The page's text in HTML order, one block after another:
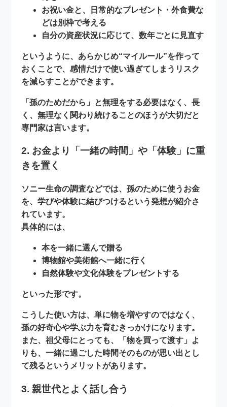
お祝い金と、日常的なプレゼント・外食費な
どは別枠で考える
自分の資産状況に応じて、数年ごとに見直す
というように、あらかじめ“マイルール”を作って
おくことで、感情だけで使い過ぎてしまうリスク
を減らすことができます。
「孫のためだから」と無理をする必要はなく、長
く、無理なく関わり続けることのほうが大切だと
専門家は言います。
2. お金より「一緒の時間」や「体験」に重
きを置く
ソニー生命の調査などでは、孫のために使うお金
を、学びや体験に結びつけるという発想が紹介さ
れています。
具体的には、
本を一緒に選んで贈る
博物館や美術館へ一緒に行く
自然体験や文化体験をプレゼントする
といった形です。
こうした使い方は、単に物を増やすのではなく、
孫の好奇心や学ぶ力を育むきっかけになります。
また、祖父母にとっても、「物を買って渡す」よ
りも、一緒に過ごした時間そのものが思い出とし
て残るというメリットがあります。
3. 親世代とよく話し合う